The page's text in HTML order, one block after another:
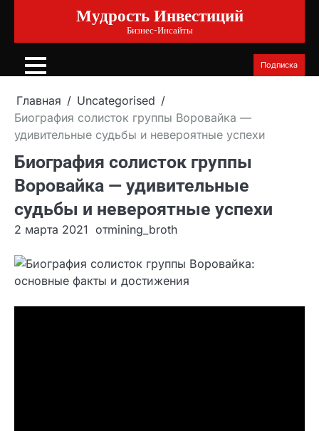
содержимому
Мудрость Инвестиций
Бизнес-Инсайты
Подписка
Главная
Uncategorised
Биография солисток группы Воровайка —
удивительные судьбы и невероятные успехи
Биография солисток группы
Воровайка — удивительные
судьбы и невероятные успехи
2 марта 2021 отmining_broth